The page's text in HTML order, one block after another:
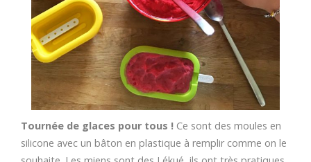
Tournée de glaces pour tous ! Ce sont des moules en
silicone avec un bâton en plastique à remplir comme on le